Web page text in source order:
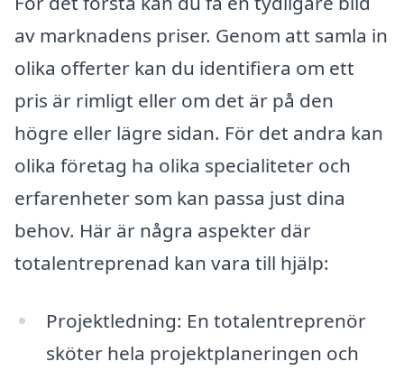
av marknadens priser. Genom att samla in
olika offerter kan du identifiera om ett
pris är rimligt eller om det är på den
högre eller lägre sidan. För det andra kan
olika företag ha olika specialiteter och
erfarenheter som kan passa just dina
behov. Här är några aspekter där
totalentreprenad kan vara till hjälp:
Projektledning: En totalentreprenör
sköter hela projektplaneringen och